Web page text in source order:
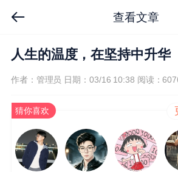
查看文章
人生的温度，在坚持中升华
作者：管理员 日期：03/16 10:38 阅读：
猜你喜欢